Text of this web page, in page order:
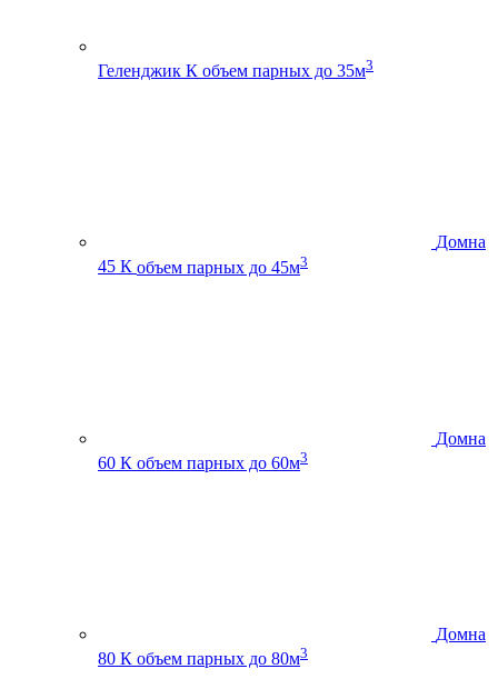
Геленджик К объем парных до 35м3
Домна
45 К объем парных до 45м3
Домна
60 К объем парных до 60м3
Домна
80 К объем парных до 80м3